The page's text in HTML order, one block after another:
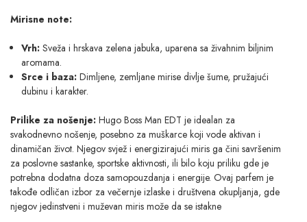
Mirisne note:
Vrh: Sveža i hrskava zelena jabuka, uparena sa živahnim biljnim
aromama.
Srce i baza: Dimljene, zemljane mirise divlje šume, pružajući
dubinu i karakter.
Prilike za nošenje: Hugo Boss Man EDT je idealan za
svakodnevno nošenje, posebno za muškarce koji vode aktivan i
dinamičan život. Njegov svjež i energizirajući miris ga čini savršenim
za poslovne sastanke, sportske aktivnosti, ili bilo koju priliku gde je
potrebna dodatna doza samopouzdanja i energije. Ovaj parfem je
takođe odličan izbor za večernje izlaske i društvena okupljanja, gde
njegov jedinstveni i muževan miris može da se istakne